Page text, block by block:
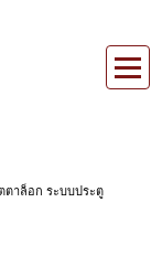
ตาล็อก ระบบประตู